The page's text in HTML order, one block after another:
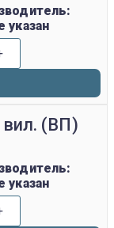
указан
(ВП)
указан